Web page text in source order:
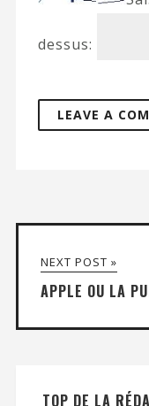
dessus:
NEXT POST »
APPLE OU LA
TOP DE LA